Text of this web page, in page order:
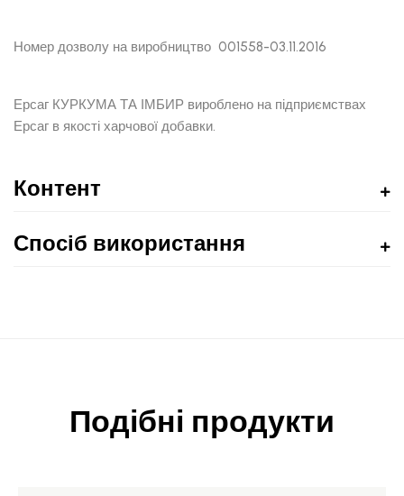
Номер дозволу на виробництво 001558-03.11.2016
Ерсаг КУРКУМА ТА ІМБИР вироблено на підприємствах
Ерсаг в якості харчової добавки.
Контент
Спосіб використання
Подібні продукти